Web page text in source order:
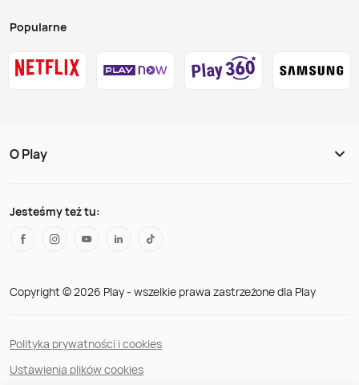
Popularne
O Play
Jesteśmy też tu:
Copyright © 2026 Play - wszelkie prawa zastrzeżone dla Play
Polityka prywatności i cookies
Ustawienia plików cookies